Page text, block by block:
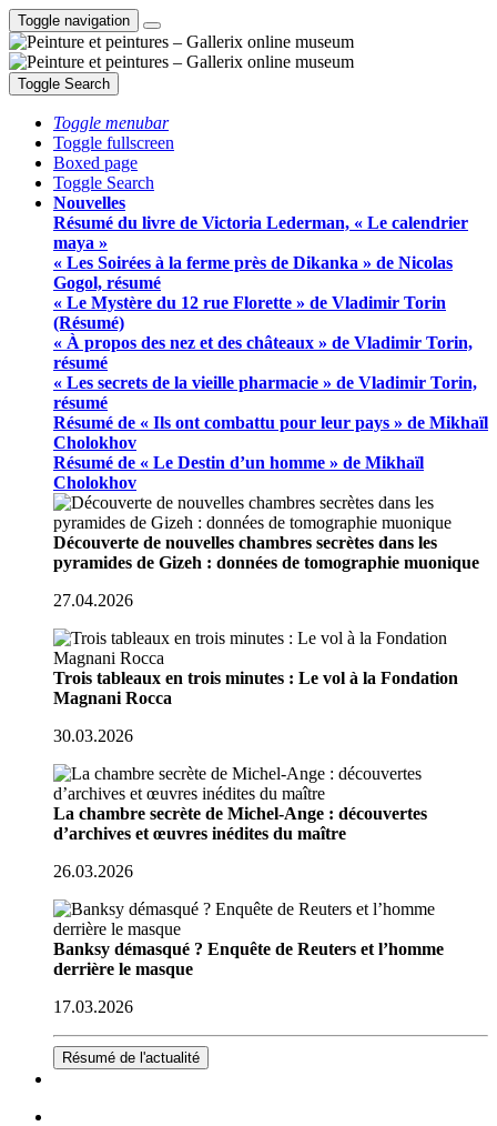
Toggle navigation
Toggle Search
Toggle menubar
Toggle fullscreen
Boxed page
Toggle Search
Nouvelles
Résumé du livre de Victoria Lederman, « Le calendrier
maya »
« Les Soirées à la ferme près de Dikanka » de Nicolas
Gogol, résumé
« Le Mystère du 12 rue Florette » de Vladimir Torin
(Résumé)
« À propos des nez et des châteaux » de Vladimir Torin,
résumé
« Les secrets de la vieille pharmacie » de Vladimir Torin,
résumé
Résumé de « Ils ont combattu pour leur pays » de Mikhaïl
Cholokhov
Résumé de « Le Destin d’un homme » de Mikhaïl
Cholokhov
Découverte de nouvelles chambres secrètes dans les
pyramides de Gizeh : données de tomographie muonique
27.04.2026
Trois tableaux en trois minutes : Le vol à la Fondation
Magnani Rocca
30.03.2026
La chambre secrète de Michel-Ange : découvertes
d’archives et œuvres inédites du maître
26.03.2026
Banksy démasqué ? Enquête de Reuters et l’homme
derrière le masque
17.03.2026
Résumé de l'actualité